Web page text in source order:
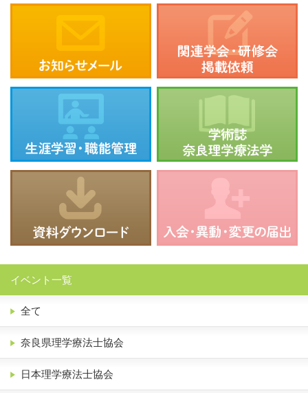
イベント一覧
全て
奈良県理学療法士協会
日本理学療法士協会